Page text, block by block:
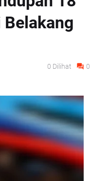
Belakang
0 Dilihat 0